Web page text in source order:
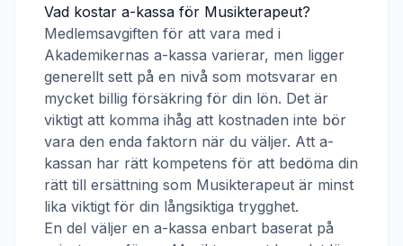
Vad kostar a-kassa för Musikterapeut?
Medlemsavgiften för att vara med i
Akademikernas a-kassa varierar, men ligger
generellt sett på en nivå som motsvarar en
mycket billig försäkring för din lön. Det är
viktigt att komma ihåg att kostnaden inte bör
vara den enda faktorn när du väljer. Att a-
kassan har rätt kompetens för att bedöma din
rätt till ersättning som Musikterapeut är minst
lika viktigt för din långsiktiga trygghet.
En del väljer en a-kassa enbart baserat på